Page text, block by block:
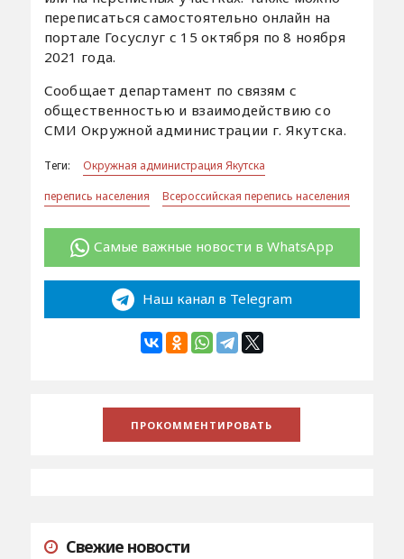
переписаться самостоятельно онлайн на
портале Госуслуг с 15 октября по 8 ноября
2021 года.
Сообщает департамент по связям с
общественностью и взаимодействию со
СМИ Окружной администрации г. Якутска.
Теги:
Окружная администрация Якутска
перепись населения
Всероссийская перепись населения
Самые важные новости в WhatsApp
Наш канал в Telegram
Свежие новости